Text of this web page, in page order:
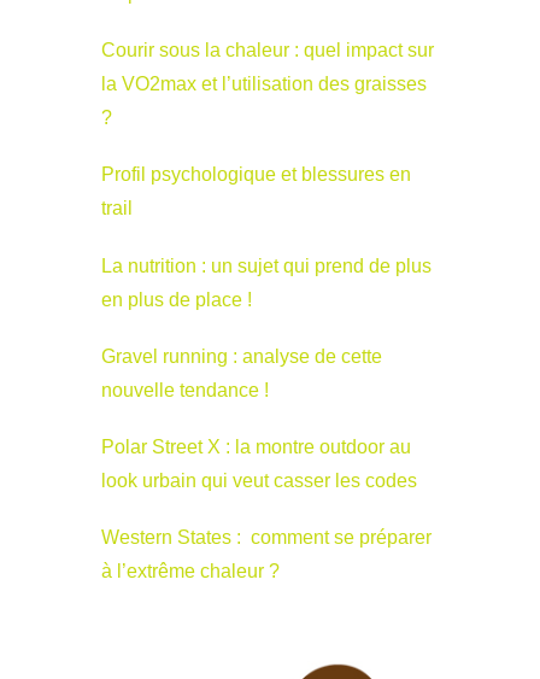
Courir sous la chaleur : quel impact sur
la VO2max et l’utilisation des graisses
?
Profil psychologique et blessures en
trail
La nutrition : un sujet qui prend de plus
en plus de place !
Gravel running : analyse de cette
nouvelle tendance !
Polar Street X : la montre outdoor au
look urbain qui veut casser les codes
Western States : comment se préparer
à l’extrême chaleur ?